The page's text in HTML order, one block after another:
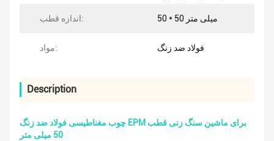
اندازه قطب: 50 * 50 میلی متر
مواد: فولاد ضد زنگ
Description
چوب مغناطیسی فولاد ضد زنگ EPM برای ماشین سنگ زنی قطب
50 میلی متر